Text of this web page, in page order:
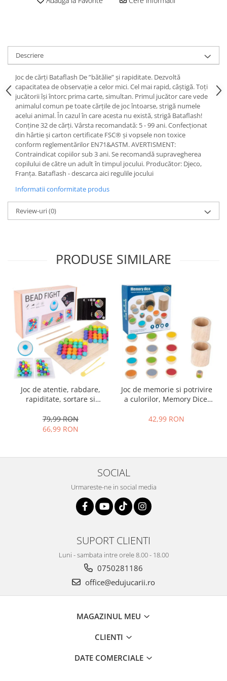
Descriere
Joc de cărți Bataflash De ”bătălie” și rapiditate. Dezvoltă
capacitatea de observație a celor mici. Cel mai rapid, câștigă. Toţi
jucătorii îşi întorc prima carte, simultan. Primul jucător care vede
animalul comun pe toate cărţile de joc întoarse, strigă numele
acelui animal. În cazul în care acesta nu există, strigă Bataflash!
Conţine 32 de cărţi. Vârsta recomandată: 5 - 99 ani. Confecționat
din hârtie și carton certificate FSC® și vopsele non toxice
conform reglementărilor EN71&ASTM. AVERTISMENT:
Contraindicat copiilor sub 3 ani. Se recomandă supravegherea
copilului de către un adult în timpul jocului. Producător: Djeco,
Franța. Bataflash - descarca aici regulile jocului
Informatii conformitate produs
Review-uri(0)
PRODUSE SIMILARE
Joc de atentie, rabdare,
rapiditate, sortare si
colorate din lemn si
accesorii, Joc tip
79,99 RON
66,99 RON
Joc de memorie si potrivire
a culorilor, Memory Dice,
Edujucarii
42,99 RON
SOCIAL
Urmareste-ne in social media
SUPORT CLIENTI
Luni - sambata intre orele 8.00 - 18.00
0750281186
office@edujucarii.ro
MAGAZINUL MEU
CLIENTI
DATE COMERCIALE